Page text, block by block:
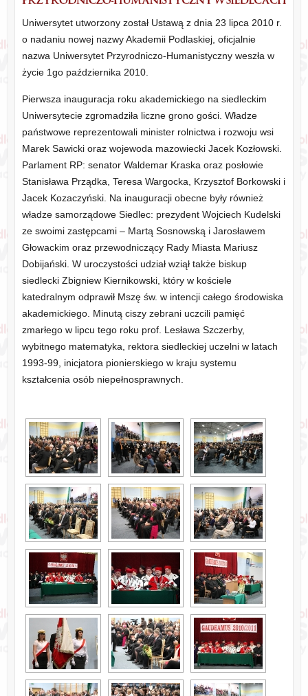
Uniwersytet utworzony został Ustawą z dnia 23 lipca 2010 r.
o nadaniu nowej nazwy Akademii Podlaskiej, oficjalnie
nazwa Uniwersytet Przyrodniczo-Humanistyczny weszła w
życie 1go października 2010.
Pierwsza inauguracja roku akademickiego na siedleckim
Uniwersytecie zgromadziła liczne grono gości. Władze
państwowe reprezentowali minister rolnictwa i rozwoju wsi
Marek Sawicki oraz wojewoda mazowiecki Jacek Kozłowski.
Parlament RP: senator Waldemar Kraska oraz posłowie
Stanisława Prządka, Teresa Wargocka, Krzysztof Borkowski i
Jacek Kozaczyński. Na inauguracji obecne były również
władze samorządowe Siedlec: prezydent Wojciech Kudelski
ze swoimi zastępcami – Martą Sosnowską i Jarosławem
Głowackim oraz przewodniczący Rady Miasta Mariusz
Dobijański. W uroczystości udział wziął także biskup
siedlecki Zbigniew Kiernikowski, który w kościele
katedralnym odprawił Mszę św. w intencji całego środowiska
akademickiego. Minutą ciszy zebrani uczcili pamięć
zmarłego w lipcu tego roku prof. Lesława Szczerby,
wybitnego matematyka, rektora siedleckiej uczelni w latach
1993-99, inicjatora pionierskiego w kraju systemu
kształcenia osób niepełnosprawnych.